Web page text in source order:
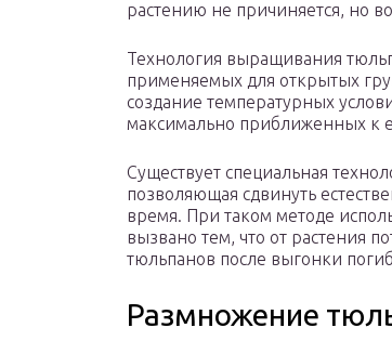
растению не причиняется, но
Технология выращивания
применяемых для открытых
создание температурных
максимально приближенных к
Существует специальная
позволяющая сдвинуть
время. При таком методе
вызвано тем, что от растения
тюльпанов после выгонки
Размножение